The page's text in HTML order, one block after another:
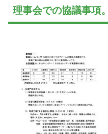
理事会での協議事項。